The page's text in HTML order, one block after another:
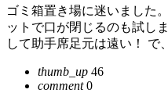
ゴミ箱置き場に迷いました
ットで口が閉じるのも試し
して助手席足元は遠い！ で
thumb_up 46
comment0